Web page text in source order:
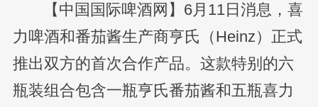
【中国国际啤酒网】6月11日消息，喜
力啤酒和番茄酱生产商亨氏（Heinz）正式
推出双方的首次合作产品。这款特别的六
瓶装组合包含一瓶亨氏番茄酱和五瓶喜力